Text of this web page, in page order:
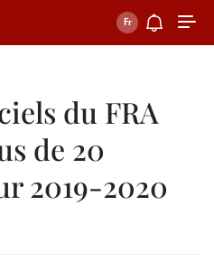
du FRA
de 20
2019-2020